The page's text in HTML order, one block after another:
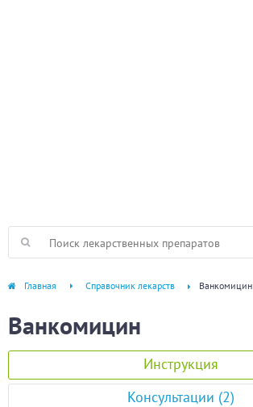
Главная Справочник лекарств Ванкомицин
Ванкомицин
Инструкция
Консультации (2)